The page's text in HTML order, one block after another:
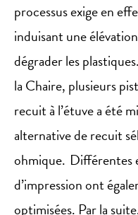
processus exige en
induisant une
dégrader les
la Chaire, plusieurs
recuit à l’étuve a été
alternative de recuit
ohmique. Différentes
d’impression ont
optimisées. Par la